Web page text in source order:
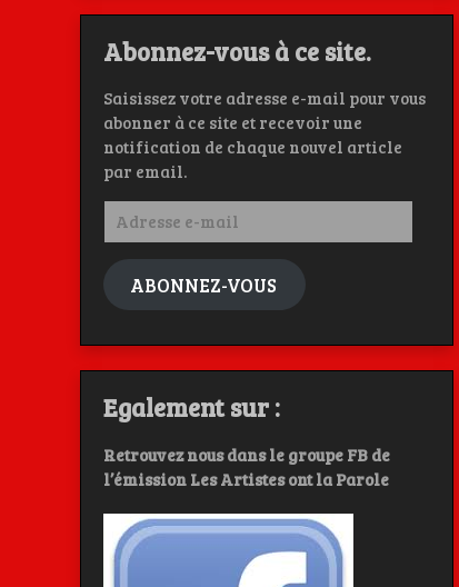
Abonnez-vous à ce site.
Saisissez votre adresse e-mail pour vous
abonner à ce site et recevoir une
notification de chaque nouvel article
par email.
Adresse
mail
ABONNEZ-VOUS
Egalement sur :
Retrouvez nous dans le groupe FB de
l’émission Les Artistes ont la Parole